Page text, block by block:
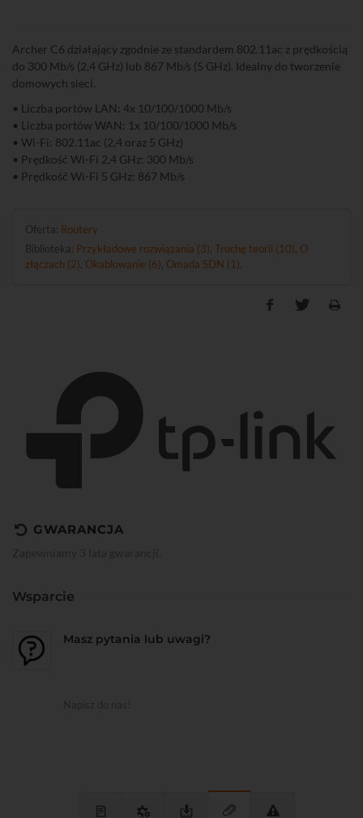
Archer C6 działający zgodnie ze standardem 802.11ac z prędkością
do 300 Mb/s (2,4 GHz) lub 867 Mb/s (5 GHz). Idealny do tworzenie
domowych sieci.
• Liczba portów LAN: 4x 10/100/1000 Mb/s
• Liczba portów WAN: 1x 10/100/1000 Mb/s
• Wi-Fi: 802.11ac (2,4 oraz 5 GHz)
• Prędkość Wi-Fi 2,4 GHz: 300 Mb/s
• Prędkość Wi-Fi 5 GHz: 867 Mb/s
Oferta: Routery
Biblioteka: Przykładowe rozwiązania (3) Trochę teorii (10) O
złączach (2) Okablowanie (6) Omada SDN (1)
GWARANCJA
Wsparcie
Masz pytania lub uwagi?